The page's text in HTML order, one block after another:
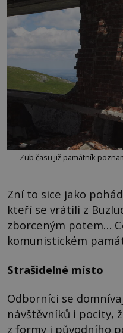
Zub času již památník
Zní to sice jako
kteří se vrátili z
zborceným potem…
komunistickém
Strašidelné místo
Odborníci se
návštěvníků i pocity,
z formy i původního